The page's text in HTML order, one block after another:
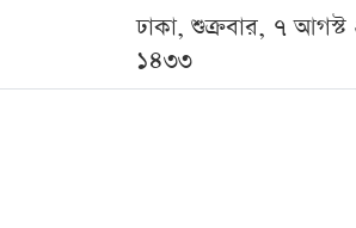
ঢাকা, শুক্রবার, ৭
১৪৩৩